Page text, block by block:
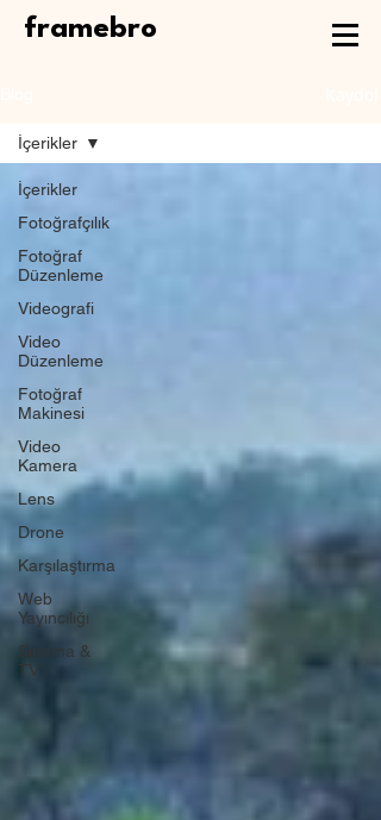
framebro
İçerikler
Fotoğrafçılık
Fotoğraf
Düzenleme
Videografi
Video
Düzenleme
Fotoğraf
Makinesi
Video
Kamera
Lens
Drone
Karşılaştırma
Web
Yayıncılığı
Sinema &
TV
İçerikler